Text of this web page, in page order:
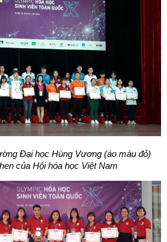
Đại học Hùng Vương (áo màu đỏ)
của Hội hóa học Việt Nam